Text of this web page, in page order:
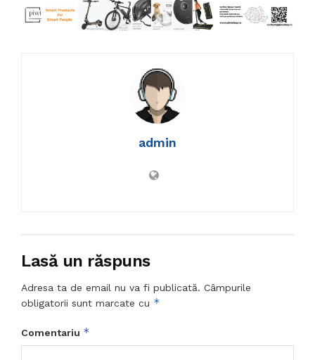
admin
Lasă un răspuns
Adresa ta de email nu va fi publicată. Câmpurile
obligatorii sunt marcate cu *
Comentariu *